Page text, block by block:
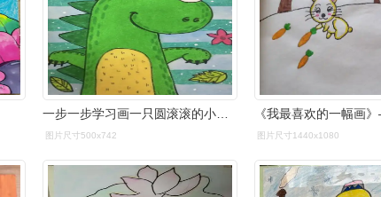
一步一步学习画一只圆滚滚的小奶牛奶牛简笔画大全一年级小学美术简笔
图片尺寸500x742 图片尺寸1440x1080